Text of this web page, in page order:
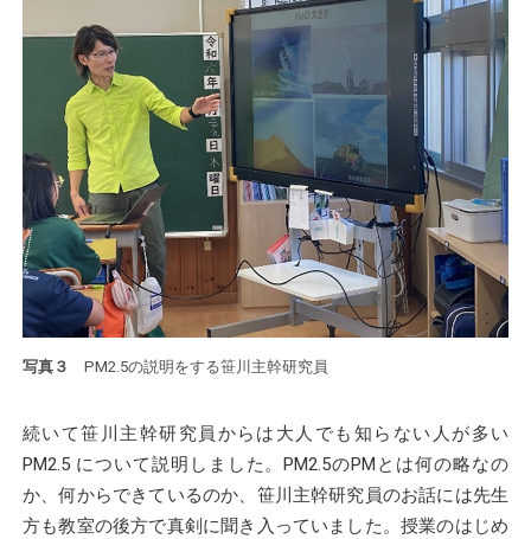
写真３ PM2.5の説明をする笹川主幹研究員
続いて笹川主幹研究員からは大人でも知らない人が多い
PM2.5 について説明しました。PM2.5のPMとは何の略なの
か、何からできているのか、笹川主幹研究員のお話には先生
方も教室の後方で真剣に聞き入っていました。授業のはじめ